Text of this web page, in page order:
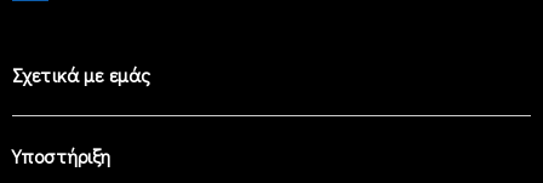
Σχετικά με εμάς
Υποστήριξη